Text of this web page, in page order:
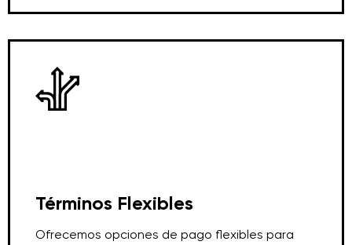
Términos Flexibles
Ofrecemos opciones de pago flexibles para